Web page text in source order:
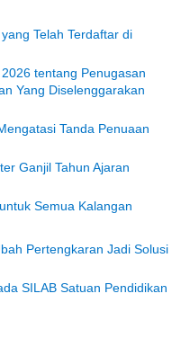
Telah Terdaftar di
tentang Penugasan
Yang Diselenggarakan
Tanda Penuaan
Ganjil Tahun Ajaran
Semua Kalangan
Pertengkaran Jadi Solusi
SILAB Satuan Pendidikan